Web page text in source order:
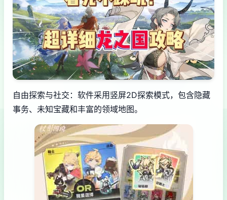
自由探索与社交：软件采用竖屏2D探索模式，包含隐藏
事务、未知宝藏和丰富的领域地图。